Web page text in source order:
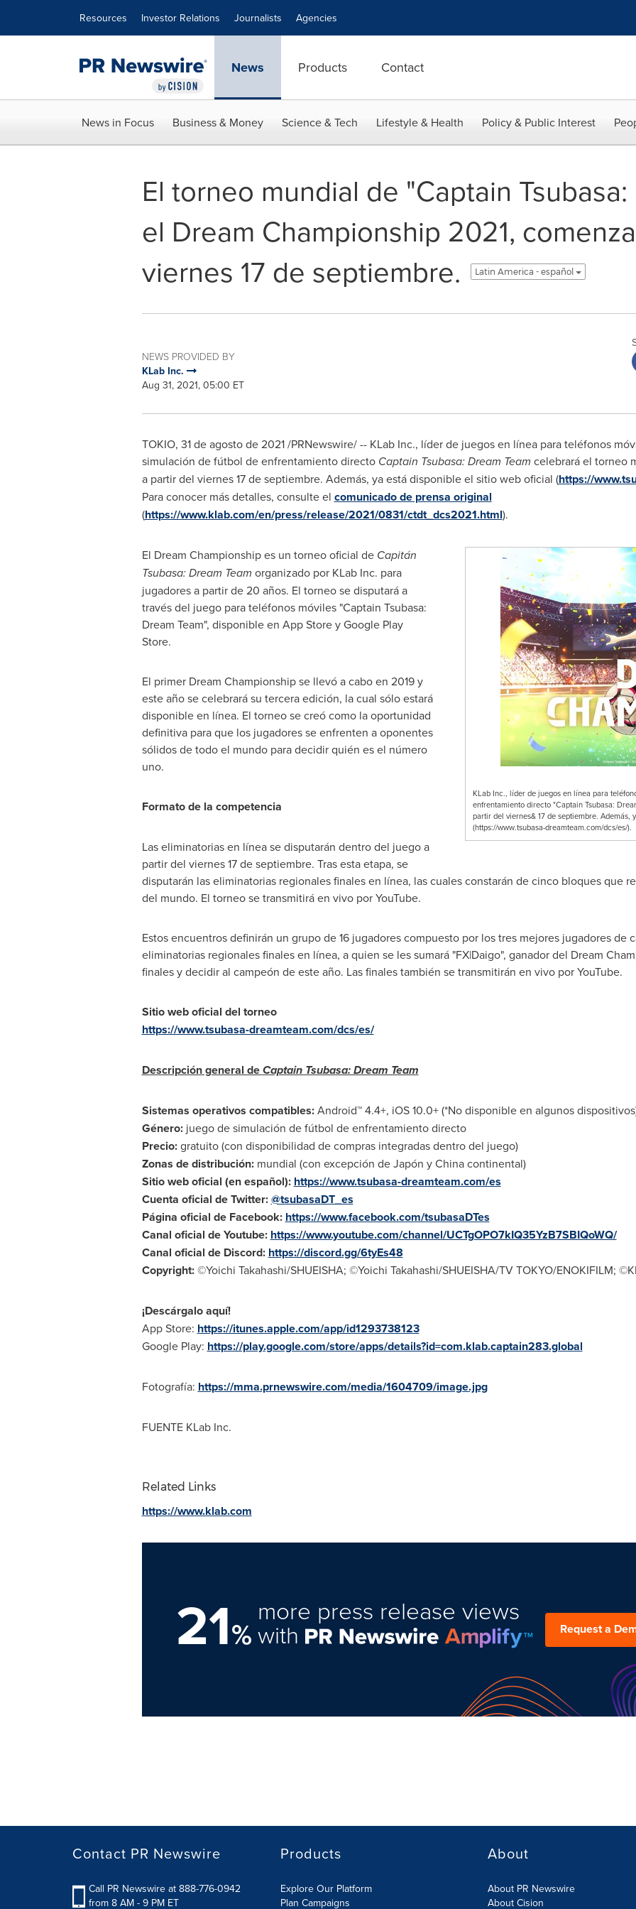
Resources Investor Relations Journalists Agencies
News Products Contact
News in Focus Business & Money Science & Tech Lifestyle & Health Policy & Public Interest
El torneo mundial de "Captain Tsubasa:
el Dream Championship 2021,
viernes 17 de septiembre.
Latin America - español
NEWS PROVIDED BY
KLab Inc.
Aug 31, 2021, 05:00 ET
TOKIO, 31 de agosto de 2021/PRNewswire/ -- KLab Inc., líder de juegos en línea para teléfonos
simulación de fútbol de enfrentamiento directo Captain Tsubasa: Dream Team celebrará el torneo
a partir del viernes 17 de septiembre. Además, ya está disponible el sitio web oficial (https://
Para conocer más detalles, consulte el comunicado de prensa original
(https://www.klab.com/en/press/release/2021/0831/ctdt_dcs2021.html).
KLab Inc., líder de juegos en línea para
enfrentamiento directo "Captain Tsubasa:
partir del viernes& 17 de septiembre.
(https://www.tsubasa-dreamteam.com/dcs/es/).
El Dream Championship es un torneo oficial de Capitán
Tsubasa: Dream Team organizado por KLab Inc. para
jugadores a partir de 20 años. El torneo se disputará a
través del juego para teléfonos móviles "Captain Tsubasa:
Dream Team", disponible en App Storey Google Play
Store.
El primer Dream Championship se llevó a cabo en 2019 y
este año se celebrará su tercera edición, la cual sólo estará
disponible en línea. El torneo se creó como la oportunidad
definitiva para que los jugadores se enfrenten a oponentes
sólidos de todo el mundo para decidir quién es el número
uno.
Formato de la competencia
Las eliminatorias en línea se disputarán dentro del juego a
partir del viernes 17 de septiembre. Tras esta etapa, se
disputarán las eliminatorias regionales finales en línea, las cuales constarán de cinco bloques que
del mundo. El torneo se transmitirá en vivo por YouTube.
Estos encuentros definirán un grupo de 16 jugadores compuesto por los tres mejores jugadores de
eliminatorias regionales finales en línea, a quien se les sumará "FX|Daigo", ganador del Dream
finales y decidir al campeón de este año. Las finales también se transmitirán en vivo por YouTube.
Sitio web oficial del torneo
https://www.tsubasa-dreamteam.com/dcs/es/
Descripción general deCaptain Tsubasa: Dream Team
Sistemas operativos compatibles:Android™ 4.4+, iOS 10.0+ (*No disponible en algunos
Género: juego de simulación de fútbol de enfrentamiento directo
Precio:gratuito (con disponibilidad de compras integradas dentro del juego)
Zonas de distribución: mundial (con excepción de Japón yChinacontinental)
Sitio web oficial (en español): https://www.tsubasa-dreamteam.com/es
Cuenta oficial de Twitter:@tsubasaDT_es
Página oficial de Facebook: https://www.facebook.com/tsubasaDTes
Canal oficial de Youtube: https://www.youtube.com/channel/UCTgOPO7kIQ35YzB7SBIQoWQ/
Canal oficial de Discord: https://discord.gg/6tyEs48
Copyright:©Yoichi Takahashi/SHUEISHA; ©Yoichi Takahashi/SHUEISHA/TV TOKYO/ENOKIFILM;
¡Descárgalo aquí!
App Store: https://itunes.apple.com/app/id1293738123
Google Play: https://play.google.com/store/apps/details?id=com.klab.captain283.global
Fotografía: https://mma.prnewswire.com/media/1604709/image.jpg
FUENTE KLab Inc.
Related Links
https://www.klab.com
21%
more press release views
with Request a
Contact PR Newswire
Call PR Newswire at 888-776-0942
from 8 AM - 9 PM ET
Products
Explore Our Platform
Plan Campaigns
About
About PR Newswire
About Cision